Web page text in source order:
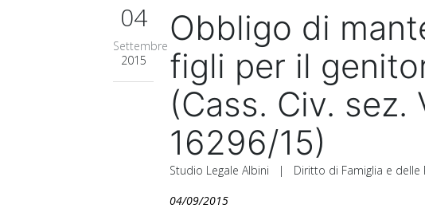
04
Settembre
2015
Obbligo di
figli per il
(Cass. Civ. sez.
16296/15)
Studio Legale Albini | Diritto di Famiglia e delle
04/09/2015